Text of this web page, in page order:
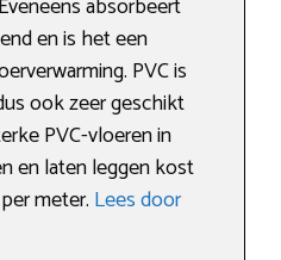
absorbeert
en is het een
PVC is
ook zeer geschikt
PVC-vloeren in
en laten leggen kost
meter. Lees door